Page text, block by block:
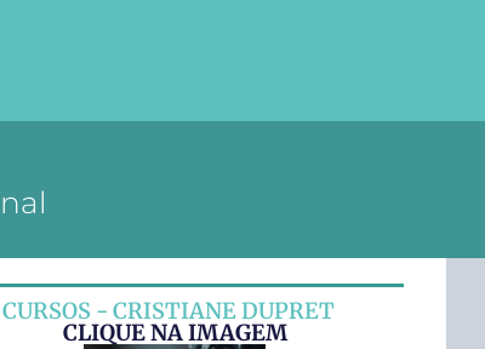
CURSOS - CRISTIANE DUPRET
CLIQUE NA IMAGEM